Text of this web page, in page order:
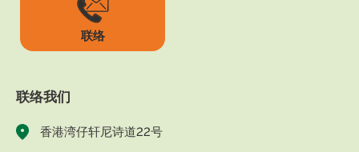
联络
联络我们
香港湾仔轩尼诗道22号